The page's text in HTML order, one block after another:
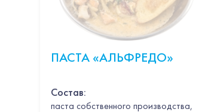
ПАСТА «АЛЬФРЕДО»
Состав:
паста собственного производства,